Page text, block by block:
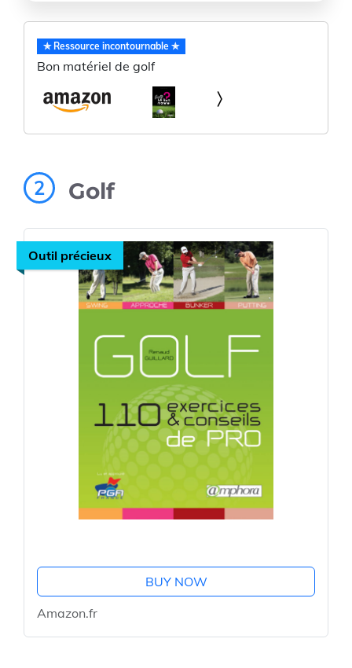
✯ Ressource incontournable ✯
Bon matériel de golf
2 Golf
Outil précieux
BUY NOW
Amazon.fr